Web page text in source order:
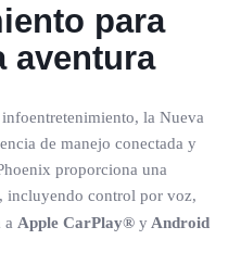
para
aventura
la Nueva
de manejo conectada y
proporciona una
incluyendo control por voz,
a Apple CarPlay® y Android